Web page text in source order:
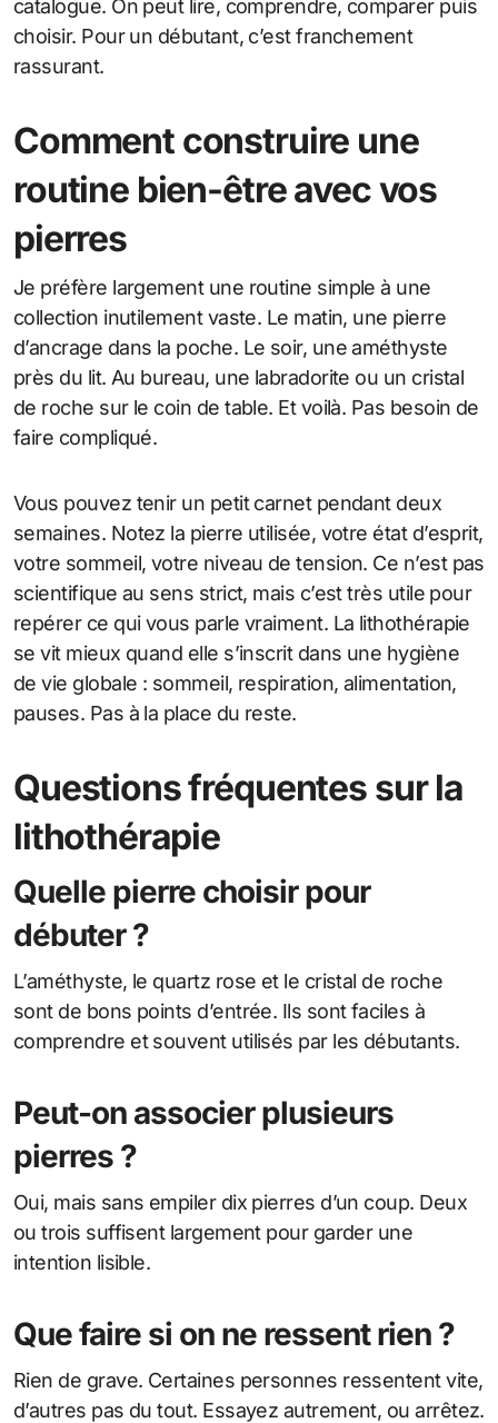
catalogue. On peut lire, comprendre, comparer puis
choisir. Pour un débutant, c’est franchement
rassurant.
Comment construire une
routine bien-être avec vos
pierres
Je préfère largement une routine simple à une
collection inutilement vaste. Le matin, une pierre
d’ancrage dans la poche. Le soir, une améthyste
près du lit. Au bureau, une labradorite ou un cristal
de roche sur le coin de table. Et voilà. Pas besoin de
faire compliqué.
Vous pouvez tenir un petit carnet pendant deux
semaines. Notez la pierre utilisée, votre état d’esprit,
votre sommeil, votre niveau de tension. Ce n’est pas
scientifique au sens strict, mais c’est très utile pour
repérer ce qui vous parle vraiment. La lithothérapie
se vit mieux quand elle s’inscrit dans une hygiène
de vie globale : sommeil, respiration, alimentation,
pauses. Pas à la place du reste.
Questions fréquentes sur la
lithothérapie
Quelle pierre choisir pour
débuter ?
L’améthyste, le quartz rose et le cristal de roche
sont de bons points d’entrée. Ils sont faciles à
comprendre et souvent utilisés par les débutants.
Peut-on associer plusieurs
pierres ?
Oui, mais sans empiler dix pierres d’un coup. Deux
ou trois suffisent largement pour garder une
intention lisible.
Que faire si on ne ressent rien ?
Rien de grave. Certaines personnes ressentent vite,
d’autres pas du tout. Essayez autrement, ou arrêtez.